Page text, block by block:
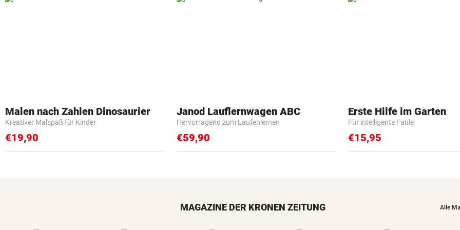
Malen nach Zahlen Dinosaurier
Kreativer Malspaß für Kinder
€19,90
Janod Lauflernwagen ABC
Hervorragend zum Laufenlernen
€59,90
Erste Hilfe im Garten
Für intelligente Faule
€15,95
MAGAZINE DER KRONEN ZEITUNG Alle